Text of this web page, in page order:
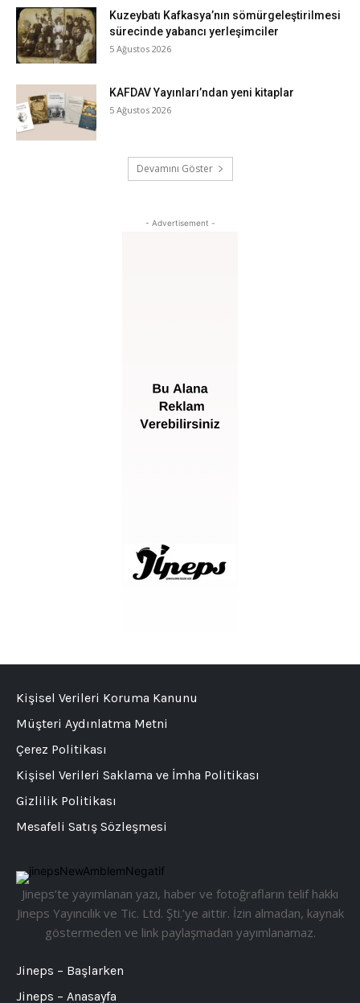
Kuzeybatı Kafkasya’nın sömürgeleştirilmesi
sürecinde yabancı yerleşimciler
5 Ağustos 2026
KAFDAV Yayınları’ndan yeni kitaplar
5 Ağustos 2026
Devamını Göster
- Advertisement -
Jineps’te yayımlanan yazı, haber ve fotoğrafların telif hakkı
Jineps Yayıncılık ve Tic. Ltd. Şti.’ye aittir. İzin almadan, kaynak
göstermeden ve link paylaşmadan yayımlanamaz.
Jineps – Başlarken
Jineps – Anasayfa
Kişisel Verileri Koruma Kanunu
Müşteri Aydınlatma Metni
Çerez Politikası
Kişisel Verileri Saklama ve İmha Politikası
Gizlilik Politikası
Mesafeli Satış Sözleşmesi